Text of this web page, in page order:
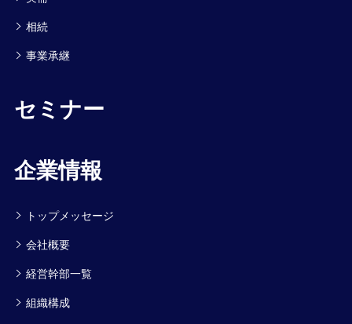
相続
事業承継
セミナー
企業情報
トップメッセージ
会社概要
経営幹部一覧
組織構成